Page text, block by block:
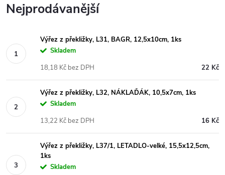
Nejprodávanější
Výřez z překližky, L31, BAGR, 12,5x10cm, 1ks
Skladem
22 Kč
18,18 Kč bez DPH
Výřez z překližky, L32, NÁKLAĎÁK, 10,5x7cm, 1ks
Skladem
16 Kč
13,22 Kč bez DPH
Výřez z překližky, L37/1, LETADLO-velké, 15,5x12,5cm,
1ks
Skladem